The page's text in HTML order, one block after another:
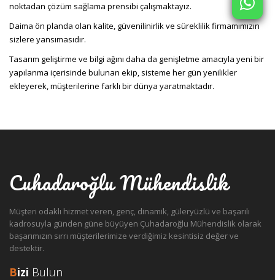
noktadan çözüm sağlama prensibi çalışmaktayız.
Daima ön planda olan kalite, güvenilinirlik ve süreklilik firmamımızın
sizlere yansımasıdır.
Tasarım geliştirme ve bilgi ağını daha da genişletme amacıyla yeni bir
yapılanma içerisinde bulunan ekip, sisteme her gün yenilikler
ekleyerek, müşterilerine farklı bir dünya yaratmaktadır.
Cuhadaroğlu Mühendislik
Müşteri odaklı hizmet veren, genç, dinamik, güleryüzlü ve başarılı
kadrosuyla günden güne büyüyen Çuhadaroğlu Mühendislik olarak
başarımızın sırrı müşterilerimize verdiğimiz kesintisiz değer ve
destektir.
Bizi Bulun